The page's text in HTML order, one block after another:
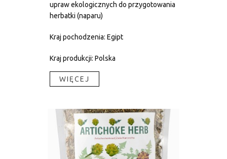
upraw ekologicznych do przygotowania
herbatki (naparu)
Kraj pochodzenia: Egipt
Kraj produkcji: Polska
WIĘCEJ​